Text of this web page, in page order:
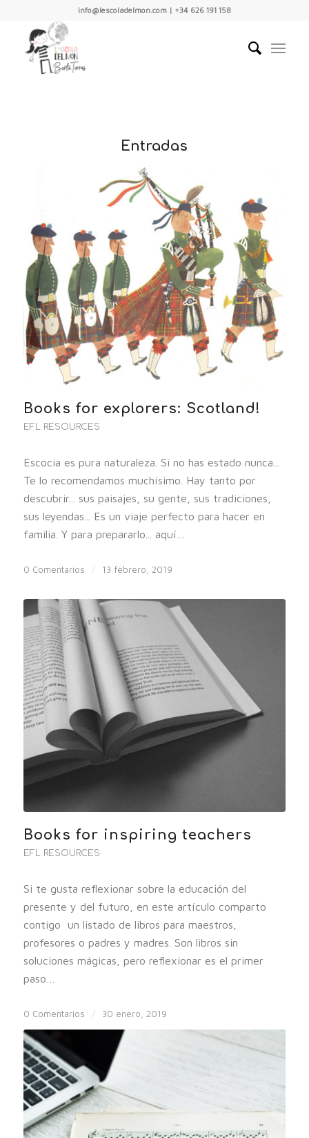
info@lescoladelmon.com | +34 626 191 158
Entradas
Books for explorers: Scotland!
EFL RESOURCES
Escocia es pura naturaleza. Si no has estado nunca...
Te lo recomendamos muchísimo. Hay tanto por
descubrir... sus paisajes, su gente, sus tradiciones,
sus leyendas... Es un viaje perfecto para hacer en
familia. Y para prepararlo... aquí…
0 Comentarios / 13 febrero, 2019
Books for inspiring teachers
EFL RESOURCES
Si te gusta reflexionar sobre la educación del
presente y del futuro, en este artículo comparto
contigo un listado de libros para maestros,
profesores o padres y madres. Son libros sin
soluciones mágicas, pero reflexionar es el primer
paso…
0 Comentarios / 30 enero, 2019